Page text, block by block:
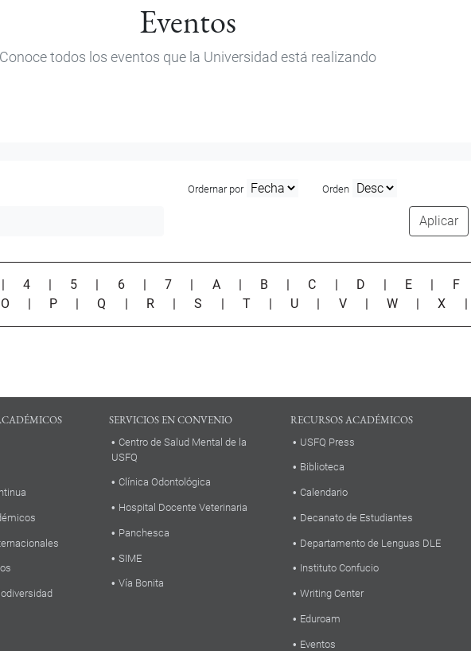
Eventos
Conoce todos los eventos que la Universidad está realizando
Ordernar por Orden
Aplicar
4 5 6 |7 A B C D E F
O P |Q R |S T U V W |X
SERVICIOS EN CONVENIO
Centro de Salud Mental de la
USFQ
Clínica Odontológica
Hospital Docente Veterinaria
Panchesca
SIME
Vía Bonita
RECURSOS ACADÉMICOS
USFQ Press
Biblioteca
Calendario
Decanato de Estudiantes
Departamento de Lenguas DLE
Instituto Confucio
Writing Center
Eduroam
Eventos